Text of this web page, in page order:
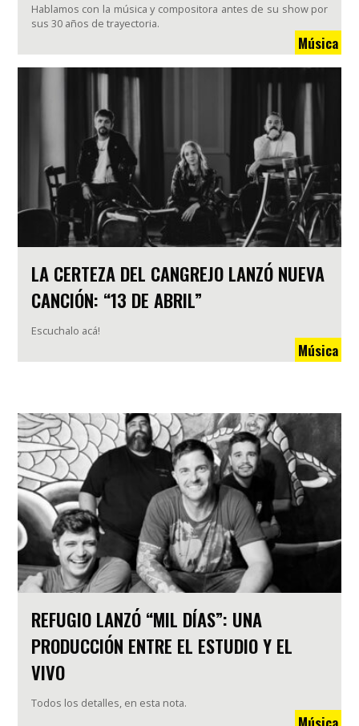
Hablamos con la música y compositora antes de su show por
sus 30 años de trayectoria.
Música
LA CERTEZA DEL CANGREJO LANZÓ NUEVA
CANCIÓN: “13 DE ABRIL”
Escuchalo acá!
Música
REFUGIO LANZÓ “MIL DÍAS”: UNA
PRODUCCIÓN ENTRE EL ESTUDIO Y EL
VIVO
Todos los detalles, en esta nota.